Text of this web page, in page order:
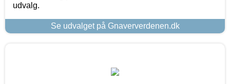
udvalg.
Se udvalget på Gnaververdenen.dk